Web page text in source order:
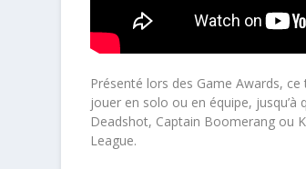
Présenté lors des Game Awards,
jouer en solo ou en équipe,
Deadshot, Captain Boomerang ou
League.